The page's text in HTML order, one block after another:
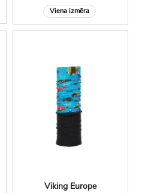
Viena izmēra
Viking Europe